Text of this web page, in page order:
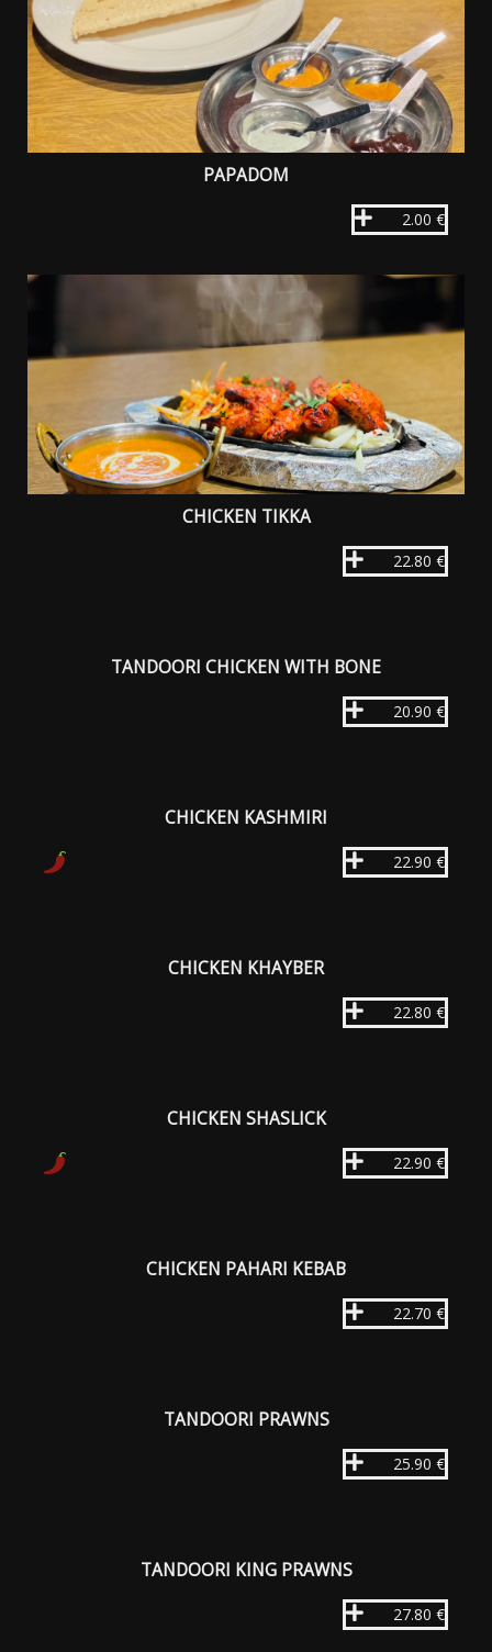
PAPADOM
2.00 €
CHICKEN TIKKA
22.80 €
TANDOORI CHICKEN WITH BONE
20.90 €
CHICKEN KASHMIRI
22.90 €
CHICKEN KHAYBER
22.80 €
CHICKEN SHASLICK
22.90 €
CHICKEN PAHARI KEBAB
22.70 €
TANDOORI PRAWNS
25.90 €
TANDOORI KING PRAWNS
27.80 €